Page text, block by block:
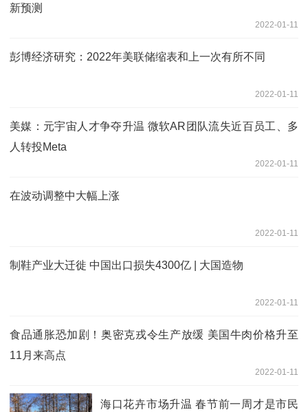
新预测
2022-01-11
彭博经济研究：2022年美联储缩表和上一次有所不同
2022-01-11
美媒：元宇宙人才争夺升温 微软AR团队流失近百员工、多
人转投Meta
2022-01-11
在波动调整中大幅上涨
2022-01-11
制鞋产业大迁徙 中国出口损失4300亿 | 大国造物
2022-01-11
食品通胀恐加剧！奥密克戎令生产放缓 美国牛肉价格升至
11月来高点
2022-01-11
海口花卉市场升温 春节前一周才是市民